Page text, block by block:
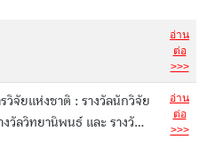
อ่าน
ต่อ
>>>
วิจัยแห่งชาติ : รางวัลนักวิจัย
วัลวิทยานิพนธ์ และ รางวั...
อ่าน
ต่อ
>>>